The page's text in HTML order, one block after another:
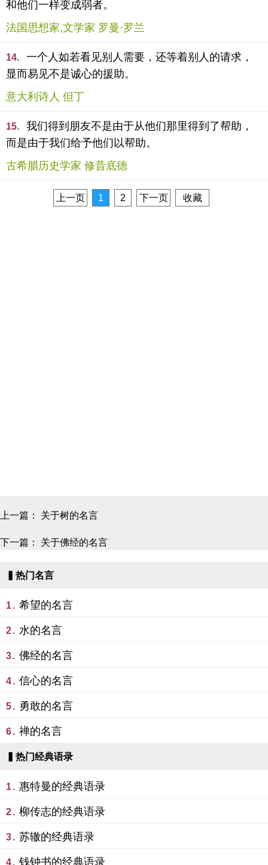
和他们一样变成弱者。
法国思想家,文学家 罗曼·罗兰
14.
一个人如若看见别人需要，还等着别人的请求，
显而易见不是诚心的援助。
意大利诗人 但丁
15.
我们得到朋友不是由于从他们那里得到了帮助，
而是由于我们给予他们以帮助。
古希腊历史学家 修昔底德
上一页 1 2 下一页 收藏
上一篇： 关于树的名言
下一篇： 关于佛经的名言
▍热门名言
1. 希望的名言
2. 水的名言
3. 佛经的名言
4. 信心的名言
5. 勇敢的名言
6. 禅的名言
▍热门经典语录
1. 惠特曼的经典语录
2. 柳传志的经典语录
3. 苏辙的经典语录
4. 钱钟书的经典语录